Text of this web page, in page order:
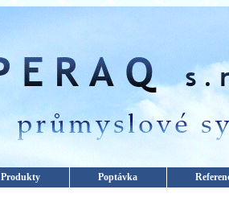
Produkty Poptávka